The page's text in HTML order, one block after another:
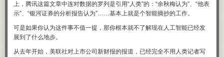
上，腾讯这篇文章中连对数据的罗列是引用“人类”的：“余秋梅认为”、“他表
示”、“银河证券的分析报告认为”……基本上就是个智能摘抄的工作。
可是如果你认为这件事不值一提，那你根本就不了解现在人工智能已经发
展到了什么地步。
从去年开始，美联社对上市公司新财报的报道，已经完全不用人类记者写